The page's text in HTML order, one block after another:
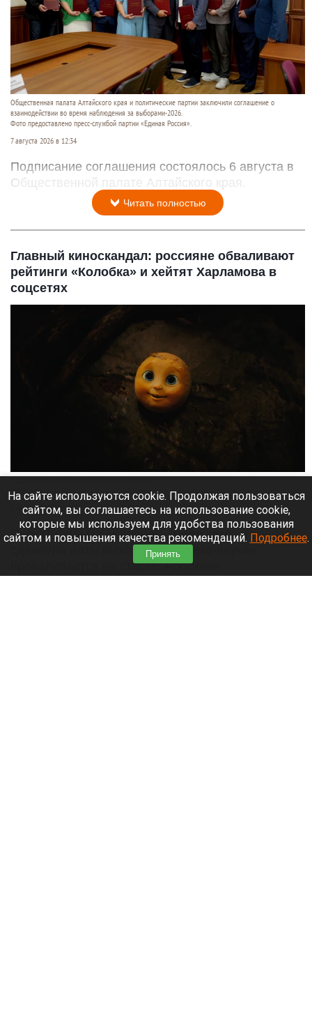
Общественная палата Алтайского края и политические партии заключили соглашение о
взаимодействии во время наблюдения за выборами-2026.
Фото предоставлено пресс-службой партии «Единая Россия».
7 августа 2026 в 12:34
Подписание соглашения состоялось 6 августа в
Общественной палате Алтайского края.
Читать полностью
Главный киноскандал: россияне обваливают
рейтинги «Колобка» и хейтят Харламова в
соцсетях
Кинопоиск
7 августа 2026 в 11:25
Прокат фильма «Колобок», ради которого
сдвинули даты выхода «Человека-паука»,
проваливается на старте. Россияне
На сайте используются cookie. Продолжая пользоваться
сайтом, вы соглашаетесь на использование cookie,
которые мы используем для удобства пользования
сайтом и повышения качества рекомендаций. Подробнее.
Принять